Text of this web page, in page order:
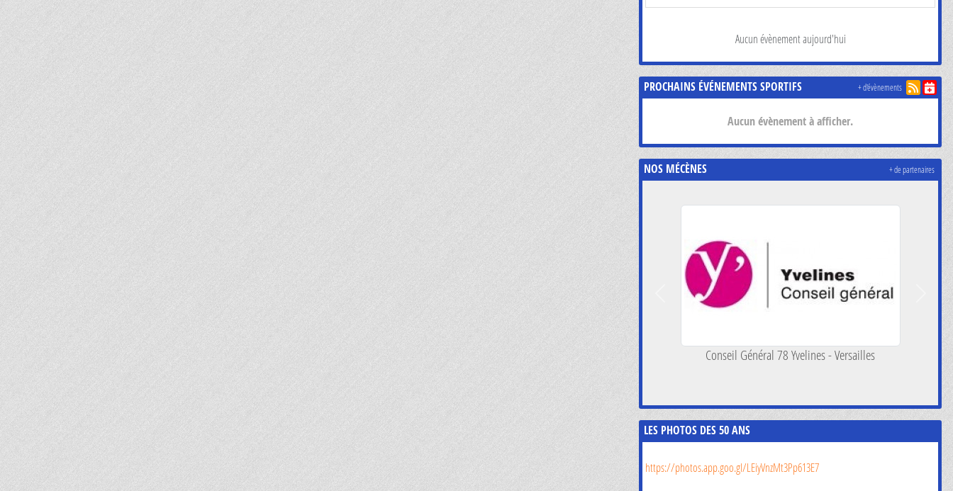
Aucun évènement aujourd'hui
PROCHAINS ÉVÉNEMENTS SPORTIFS
Aucun évènement à afficher.
+ d'évènements
NOS MÉCÈNES
Mairie de Plaisir
Précedent
+ de partenaires
LES PHOTOS DES 50 ANS
https://photos.app.goo.gl/LEiyVnzMt3Pp613E7